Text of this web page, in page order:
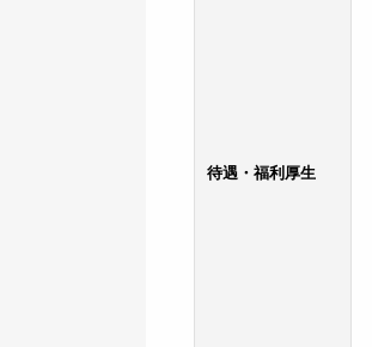
待遇・福利厚生